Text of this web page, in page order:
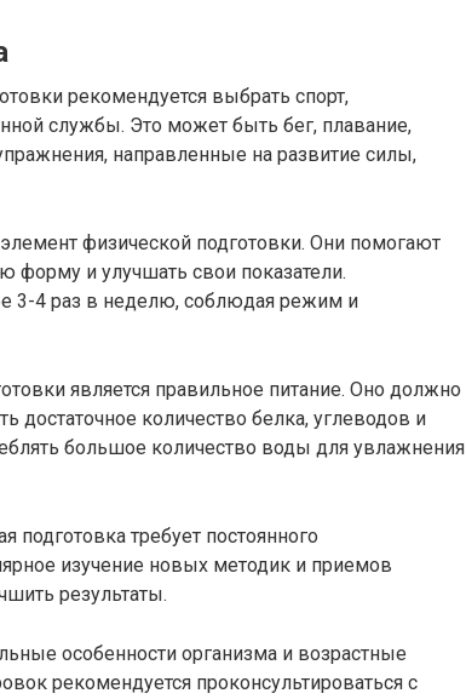
рекомендуется выбрать спорт,
службы. Это может быть бег, плавание,
направленные на развитие силы,
физической подготовки. Они помогают
и улучшать свои показатели.
3-4 раз в неделю, соблюдая режим и
является правильное питание. Оно должно
достаточное количество белка, углеводов и
большое количество воды для увлажнения
подготовка требует постоянного
изучение новых методик и приемов
результаты.
особенности организма и возрастные
рекомендуется проконсультироваться с